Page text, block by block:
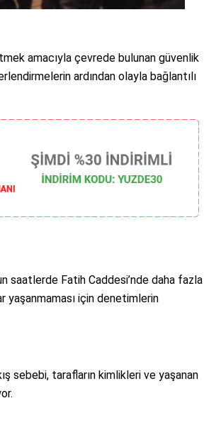
amacıyla çevrede bulunan güvenlik
ardından olayla bağlantılı
saatlerde Fatih Caddesi’nde daha fazla
yaşanmaması için denetimlerin
sebebi, tarafların kimlikleri ve yaşanan